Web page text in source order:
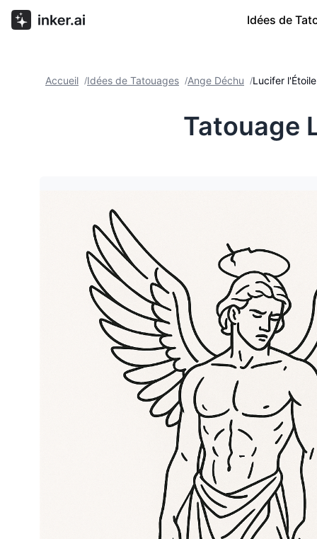
Idées de
Accueil /Idées de Tatouages /Ange Déchu /Lucifer
Tatouage